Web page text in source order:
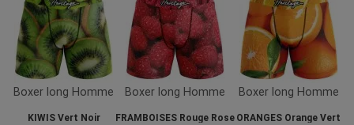
Boxer long Homme
KIWIS Vert Noir
Boxer long Homme
FRAMBOISES Rouge Rose
Boxer long Homme
ORANGES Orange Vert